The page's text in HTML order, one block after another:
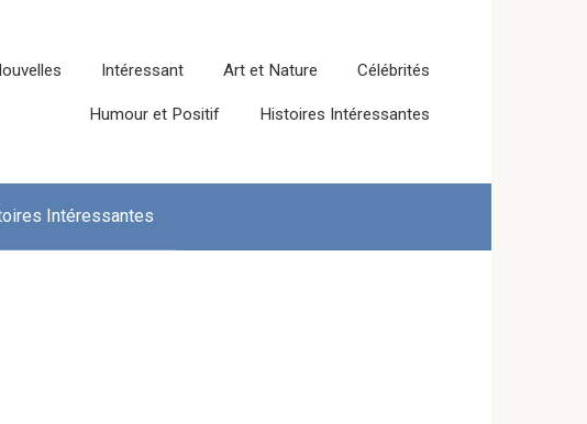
Intéressant Art et Nature Célébrités
Humour et Positif Histoires Intéressantes
Intéressantes